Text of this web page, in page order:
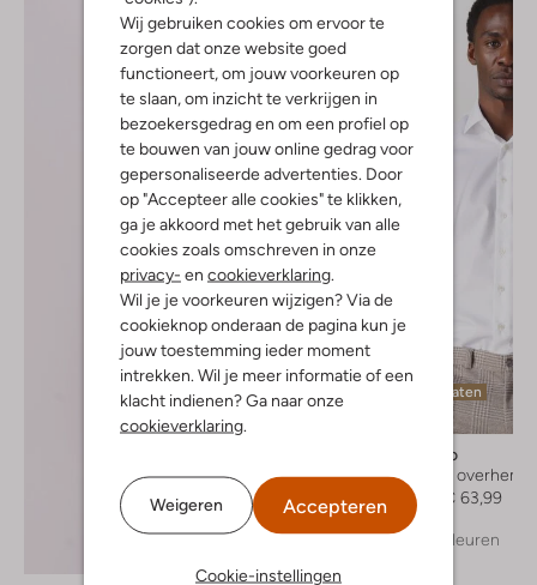
Wij gebruiken cookies om ervoor te
zorgen dat onze website goed
functioneert, om jouw voorkeuren op
te slaan, om inzicht te verkrijgen in
bezoekersgedrag en om een profiel op
te bouwen van jouw online gedrag voor
gepersonaliseerde advertenties. Door
op "Accepteer alle cookies" te klikken,
ga je akkoord met het gebruik van alle
cookies zoals omschreven in onze
privacy- en cookieverklaring
Wil je je voorkeuren wijzigen? Via de
cookieknop onderaan de pagina kun je
jouw toestemming ieder moment
intrekken. Wil je meer informatie of een
klacht indienen? Ga naar onze
cookieverklaring
Weigeren Accepteren
Cookie-instellingen
Laatste maten
Profuomo
Business overhemd
€ 79,99
€ 63,99
+ meer kleuren